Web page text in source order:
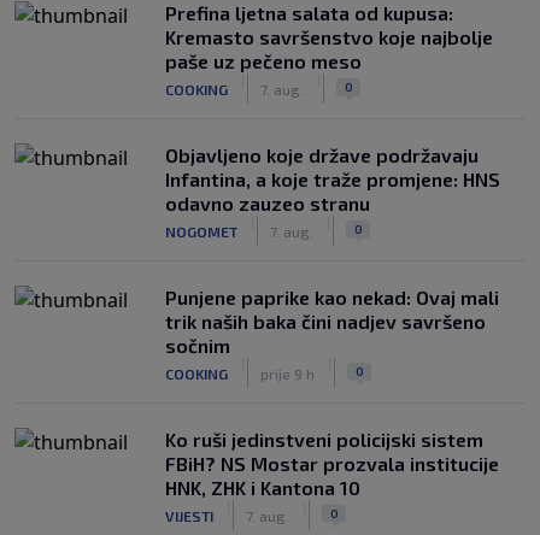
Prefina ljetna salata od kupusa:
Kremasto savršenstvo koje najbolje
paše uz pečeno meso
COOKING 7. aug. 0
Objavljeno koje države podržavaju
Infantina, a koje traže promjene: HNS
odavno zauzeo stranu
NOGOMET 7. aug. 0
Punjene paprike kao nekad: Ovaj mali
trik naših baka čini nadjev savršeno
sočnim
COOKING prije 9 h 0
Ko ruši jedinstveni policijski sistem
FBiH? NS Mostar prozvala institucije
HNK, ZHK i Kantona 10
VIJESTI 7. aug. 0